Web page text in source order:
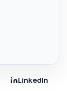
LinkedIn